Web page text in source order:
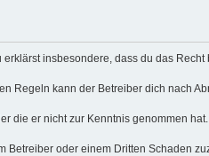
insbesondere, dass du das Recht
Regeln kann der Betreiber dich nach
die er nicht zur Kenntnis genommen
Betreiber oder einem Dritten Schaden